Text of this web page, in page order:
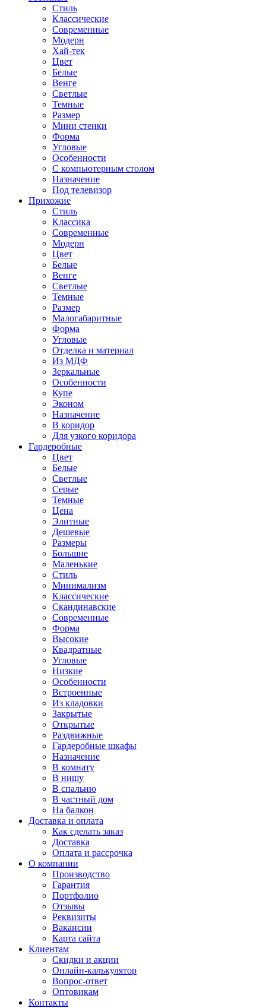
Стиль
Классические
Современные
Модерн
Хай-тек
Цвет
Белые
Венге
Светлые
Темные
Размер
Мини стенки
Форма
Угловые
Особенности
С компьютерным столом
Назначение
Под телевизор
Прихожие
Стиль
Классика
Современные
Модерн
Цвет
Белые
Венге
Светлые
Темные
Размер
Малогабаритные
Форма
Угловые
Отделка и материал
Из МДФ
Зеркальные
Особенности
Купе
Эконом
Назначение
В коридор
Для узкого коридора
Гардеробные
Цвет
Белые
Светлые
Серые
Темные
Цена
Элитные
Дешевые
Размеры
Большие
Маленькие
Стиль
Минимализм
Классические
Скандинавские
Современные
Форма
Высокие
Квадратные
Угловые
Низкие
Особенности
Встроенные
Из кладовки
Закрытые
Открытые
Раздвижные
Гардеробные шкафы
Назначение
В комнату
В нишу
В спальню
В частный дом
На балкон
Доставка и оплата
Как сделать заказ
Доставка
Оплата и рассрочка
О компании
Производство
Гарантия
Портфолио
Отзывы
Реквизиты
Вакансии
Карта сайта
Клиентам
Скидки и акции
Онлайн-калькулятор
Вопрос-ответ
Оптовикам
Контакты